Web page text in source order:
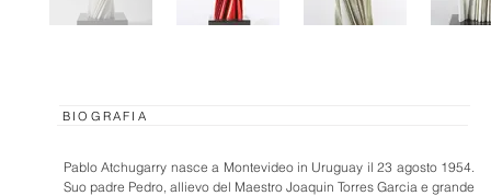
BIOGRAFIA
Pablo Atchugarry nasce a Montevideo in Uruguay il 23 agosto 1954.
Suo padre Pedro, allievo del Maestro Joaquin Torres Garcia e grande